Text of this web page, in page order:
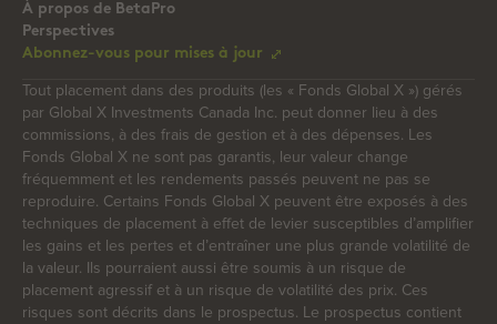
À propos de BetaPro
Perspectives
Abonnez-vous pour mises à jour
Tout placement dans des produits (les « Fonds Global X ») gérés
par Global X Investments Canada Inc. peut donner lieu à des
commissions, à des frais de gestion et à des dépenses. Les
Fonds Global X ne sont pas garantis, leur valeur change
fréquemment et les rendements passés peuvent ne pas se
reproduire. Certains Fonds Global X peuvent être exposés à des
techniques de placement à effet de levier susceptibles d’amplifier
les gains et les pertes et d’entraîner une plus grande volatilité de
la valeur. Ils pourraient aussi être soumis à un risque de
placement agressif et à un risque de volatilité des prix. Ces
risques sont décrits dans le prospectus. Le prospectus contient